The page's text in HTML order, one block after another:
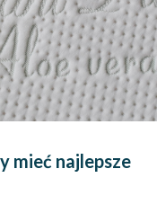
mieć najlepsze